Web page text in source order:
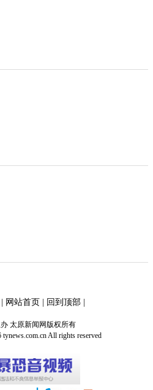
| 网站首页| 回到顶部|
太原新闻网版权所有
All rights reserved